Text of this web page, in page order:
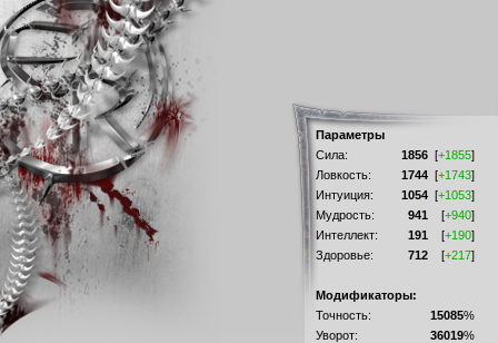
Параметры
Сила:
1856 [+1855]
Ловкость:
1744 [+1743]
Интуиция:
1054 [+1053]
Мудрость:
941 [+940]
Интеллект:
191 [+190]
Здоровье:
712 [+217]
Модификаторы:
Точность:
15085%
Уворот:
36019%